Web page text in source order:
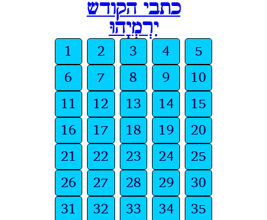
כתבי הקודש
יִרְמְיָהוּ
1 2 3 4
5
6
7 8 9
10
11
12 13 14
15
16
17 18 19
20
21
22 23 24
25
26
27 28 29
30
31
32 33 34
35